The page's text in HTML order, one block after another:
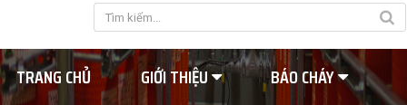
TRANG CHỦ GIỚI THIỆU
BÁO CHÁY